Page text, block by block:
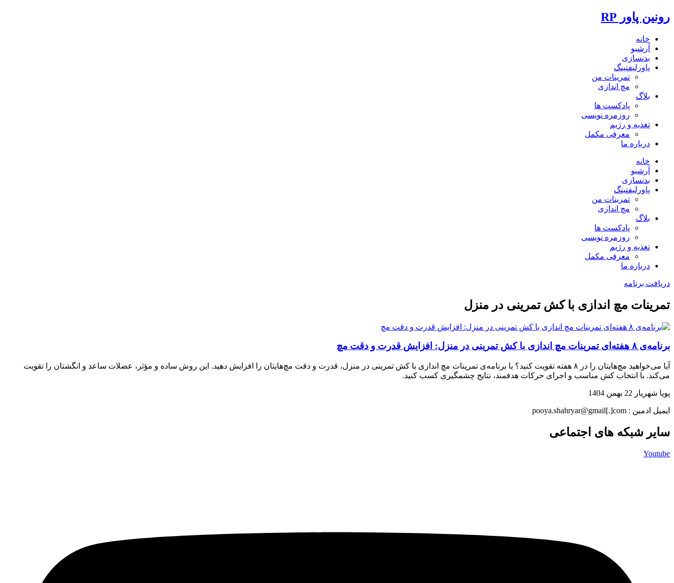
رونین پاور RP
خانه
آرشیو
بدنسازی
پاورلیفتینگ
تمرینات من
مچ اندازی
بلاگ
پادکست ها
روزمره نویسی
تغذیه و رژیم
معرفی مکمل
درباره ما
خانه
آرشیو
بدنسازی
پاورلیفتینگ
تمرینات من
مچ اندازی
بلاگ
پادکست ها
روزمره نویسی
تغذیه و رژیم
معرفی مکمل
درباره ما
دریافت برنامه
تمرینات مچ اندازی با کش تمرینی در منزل
برنامه‌ی ۸ هفته‌ای تمرینات مچ اندازی با کش تمرینی در منزل: افزایش قدرت و دقت مچ
آیا می‌خواهید مچ‌هایتان را در ۸ هفته تقویت کنید؟ با برنامه‌ی تمرینات مچ اندازی با کش تمرینی در منزل، قدرت و دقت مچ‌هایتان را افزایش دهید. این روش ساده و مؤثر، عضلات ساعد و انگشتان را تقویت
می‌کند. با انتخاب کش مناسب و اجرای حرکات هدفمند، نتایج چشمگیری کسب کنید.
پویا شهریار 22 بهمن 1404
ایمیل ادمین : pooya.shahryar@gmail[.]com
سایر شبکه های اجتماعی
Youtube